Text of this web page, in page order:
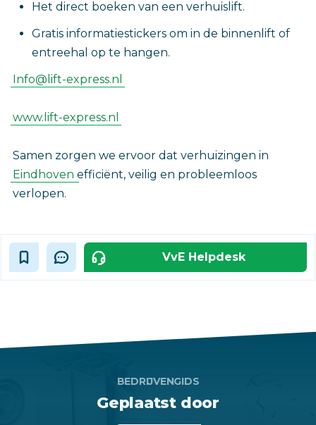
Het direct boeken van een verhuislift.
Gratis informatiestickers om in de binnenlift of
entreehal op te hangen.
Info@lift-express.nl
www.lift-express.nl
Samen zorgen we ervoor dat verhuizingen in
Eindhoven efficiënt, veilig en probleemloos
verlopen.
VvE Helpdesk
BEDRIJVENGIDS
Geplaatst door